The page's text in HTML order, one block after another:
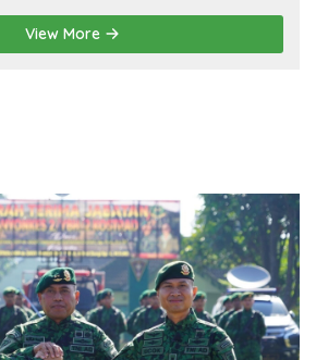
Usaha
View More